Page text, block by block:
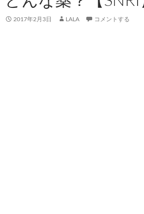
2017年2月3日 LALA コメントする